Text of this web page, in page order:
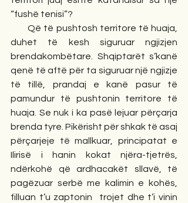
“fushë tenisi”?
       Që të pushtosh territore të huaja,
duhet të kesh siguruar ngjizjen
brendakombëtare. Shqiptarët s’kanë
qenë të aftë për ta siguruar një ngjizje
të tillë, prandaj e kanë pasur të
pamundur të pushtonin territore të
huaja. Se nuk i ka pasë lejuar përçarja
brenda tyre. Pikërisht për shkak të asaj
përçarjeje të mallkuar, principatat e
Ilirisë i hanin kokat njëra-tjetrës,
ndërkohë që ardhacakët sllavë, të
pagëzuar serbë me kalimin e kohës,
filluan t’u zaptonin  trojet dhe t’i vinin